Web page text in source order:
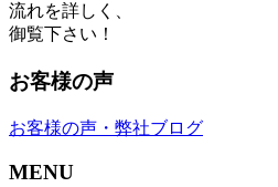
流れを詳しく、
御覧下さい！
お客様の声
お客様の声・弊社ブログ
MENU